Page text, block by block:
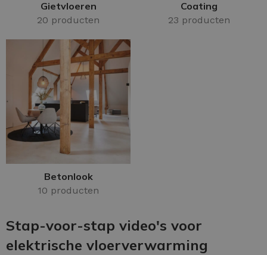
Gietvloeren
20 producten
Coating
23 producten
Betonlook
10 producten
Stap-voor-stap video's voor
elektrische vloerverwarming